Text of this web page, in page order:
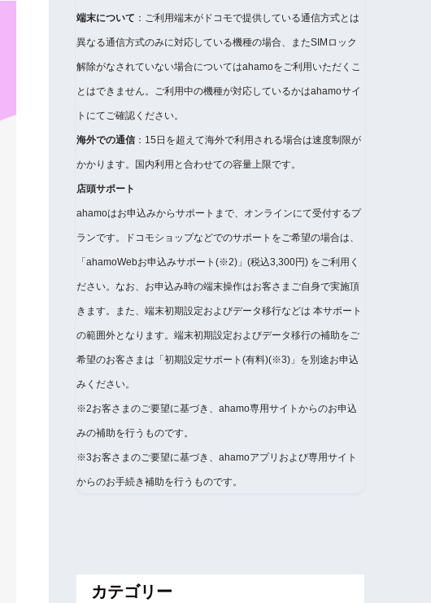
端末について ：ご利用端末がドコモで提供している通信方式とは
異なる通信方式のみに対応している機種の場合、またSIMロック
解除がなされていない場合についてはahamoをご利用いただくこ
とはできません。ご利用中の機種が対応しているかはahamoサイ
トにてご確認ください。
海外での通信 ：15日を超えて海外で利用される場合は速度制限が
かかります。国内利用と合わせての容量上限です。
店頭サポート
ahamoはお申込みからサポートまで、オンラインにて受付するプ
ランです。ドコモショップなどでのサポートをご希望の場合は、
「ahamoWebお申込みサポート(※2)」(税込3,300円) をご利用く
ださい。なお、お申込み時の端末操作はお客さまご自身で実施頂
きます。また、端末初期設定およびデータ移行などは 本サポート
の範囲外となります。端末初期設定およびデータ移行の補助をご
希望のお客さまは「初期設定サポート(有料)(※3)」を別途お申込
みください。
※2お客さまのご要望に基づき、ahamo専用サイトからのお申込
みの補助を行うものです。
※3お客さまのご要望に基づき、ahamoアプリおよび専用サイト
からのお手続き補助を行うものです。
カテゴリー